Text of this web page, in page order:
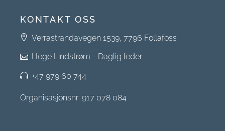
KONTAKT OSS
Verrastrandavegen 1539, 7796 Follafoss
Hege Lindstrøm - Daglig leder
+47 979 60 744
Organisasjonsnr: 917 078 084